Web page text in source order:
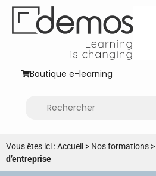
Boutique e-learning
Vous êtes ici :Accueil > Nos formations >
d’entreprise